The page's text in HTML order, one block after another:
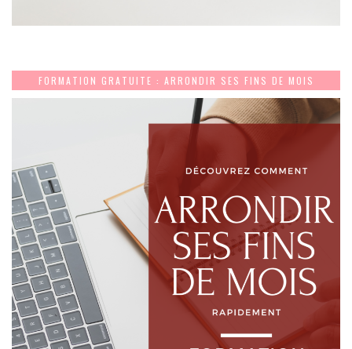
FORMATION GRATUITE : ARRONDIR SES FINS DE MOIS